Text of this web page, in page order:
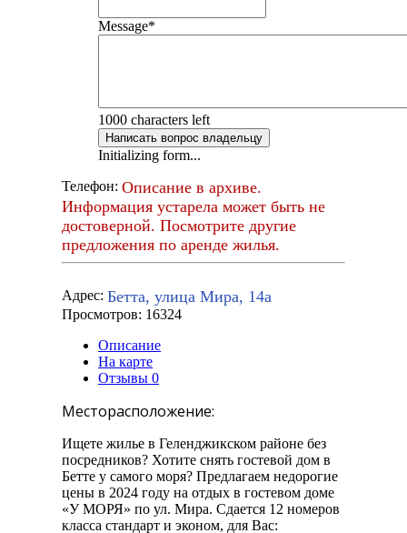
Message*
1000 characters left
Написать вопрос владельцу
Initializing form...
Телефон: Описание в архиве.
Информация устарела может быть не
достоверной. Посмотрите другие
предложения по аренде жилья.
Адрес: Бетта, улица Мира, 14а
Просмотров: 16324
Описание
На карте
Отзывы 0
Месторасположение:
Ищете жилье в Геленджикском районе без
посредников? Хотите снять гостевой дом в
Бетте у самого моря? Предлагаем недорогие
цены в 2024 году на отдых в гостевом доме
«У МОРЯ» по ул. Мира. Сдается 12 номеров
класса стандарт и эконом, для Вас: